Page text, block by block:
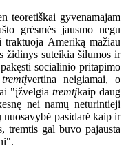
gyvenamajam
grėsmės jausmo negu
Ameriką mažiau
židinys suteikia šilumos ir
socialinio pritapimo
tremtįvertina neigiamai, o
"įžvelgia tremtįkaip daug
nei namų neturintieji
pasidarė kaip ir
tremtis gal buvo pajausta